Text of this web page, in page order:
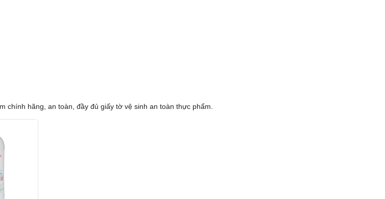
hãng, an toàn, đầy đủ giấy tờ vệ sinh an toàn thực phẩm.